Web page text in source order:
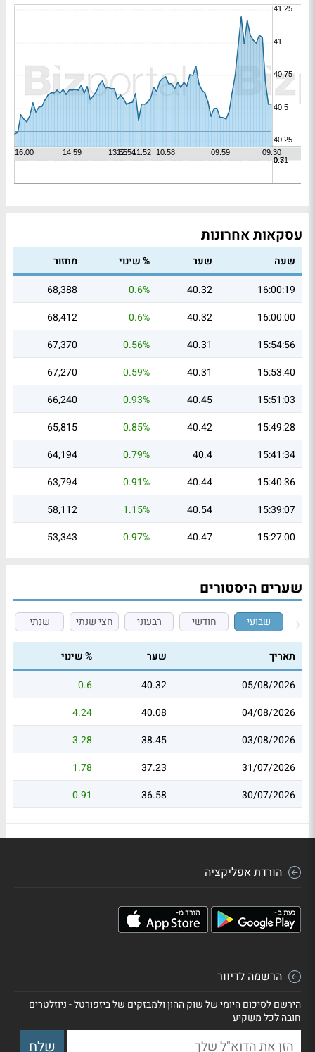
עסקאות אחרונות
שעה שער % שינוי
מחזור
16:00:19
40.32
0.6%
68,388
16:00:00
40.32
0.6%
68,412
15:54:56
40.31
0.56%
67,370
15:53:40
40.31
0.59%
67,270
15:51:03
40.45
0.93%
66,240
15:49:28
40.42
0.85%
65,815
15:41:34
40.4
0.79%
64,194
15:40:36
40.44
0.91%
63,794
15:39:07
40.54
1.15%
58,112
15:27:00
40.47
0.97%
53,343
שערים היסטורים
שבועי חודשי רבעוני חצי שנתי שנתי
תאריך שער
% שינוי
05/08/2026
40.32
0.6
04/08/2026
40.08
4.24
03/08/2026
38.45
3.28
31/07/2026
37.23
1.78
30/07/2026
36.58
0.91
הורדת אפליקציה
הרשמה לדיוור
הירשם לסיכום היומי של שוק ההון ולמבזקים של ביזפורטל - ניוזלטרים
חובה לכל משקיע